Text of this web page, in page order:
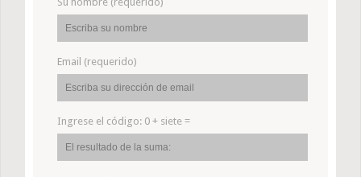
Email (requerido)
Ingrese el código: 0 + siete =